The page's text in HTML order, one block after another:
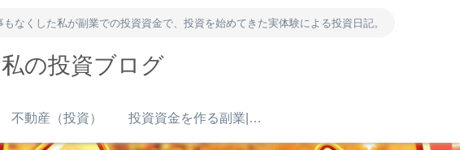
くした私が副業での投資資金で、投資を始めてきた実体験による投資日記。
の投資ブログ
不動産（投資） 投資資金を作る副業|ポイ活・アンケート・得意を売る